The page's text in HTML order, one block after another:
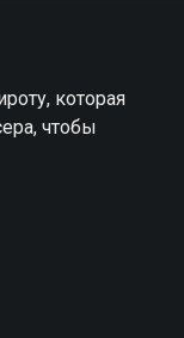
которая
чтобы